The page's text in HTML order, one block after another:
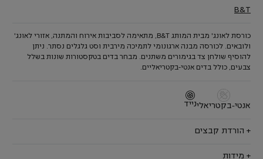
B&T
כורסת לאונג' מבית המותג B&T, מתאימה לסביבות אירוח והמתנה, אזורי לאונג'
ולובאים. לכורסה מבנה ארגונומי לתמיכה מירבית וסט גלגלים נסתר. ניתן
להוסיף שולחן צד בגימורים משתנים. מבחר בדים בטקסטורות שונות בשלל
צבעים, כולל בדים אנטי-בקטריאליים.
אנטי-בקטריאלינייד
+ הורדת קבצים
+ מידות